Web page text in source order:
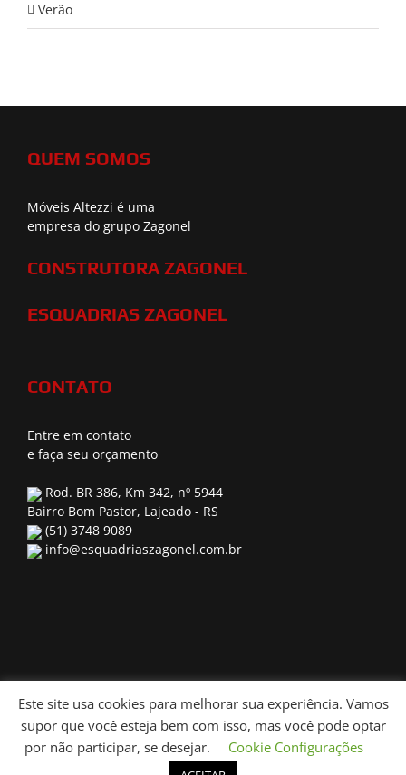
Verão
QUEM SOMOS
Móveis Altezzi é uma
empresa do grupo Zagonel
CONSTRUTORA ZAGONEL
ESQUADRIAS ZAGONEL
CONTATO
Entre em contato
e faça seu orçamento
Rod. BR 386, Km 342, nº 5944
Bairro Bom Pastor, Lajeado - RS
(51) 3748 9089
info@esquadriaszagonel.com.br
Agência: | Desenvolvimento:
- © 2019 –
Todos os direitos reservados.
Este site usa cookies para melhorar sua experiência. Vamos
supor que você esteja bem com isso, mas você pode optar
por não participar, se desejar.
Cookie Configurações